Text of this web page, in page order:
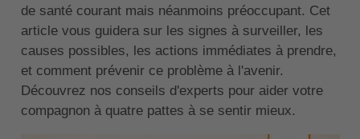
de santé courant mais néanmoins préoccupant. Cet
article vous guidera sur les signes à surveiller, les
causes possibles, les actions immédiates à prendre,
et comment prévenir ce problème à l'avenir.
Découvrez nos conseils d'experts pour aider votre
compagnon à quatre pattes à se sentir mieux.